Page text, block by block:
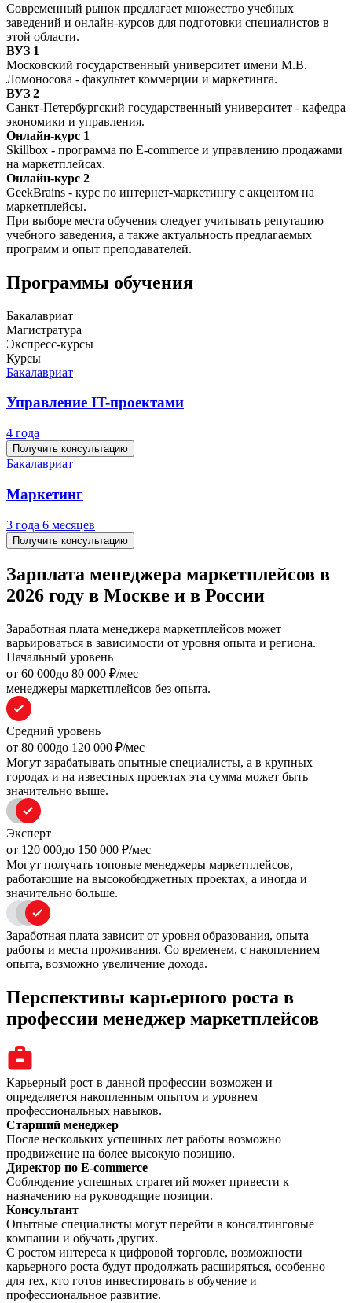
Современный рынок предлагает множество учебных
заведений и онлайн-курсов для подготовки специалистов в
этой области.
ВУЗ 1
Московский государственный университет имени М.В.
Ломоносова - факультет коммерции и маркетинга.
ВУЗ 2
Санкт-Петербургский государственный университет - кафедра
экономики и управления.
Онлайн-курс 1
Skillbox - программа по E-commerce и управлению продажами
на маркетплейсах.
Онлайн-курс 2
GeekBrains - курс по интернет-маркетингу с акцентом на
маркетплейсы.
При выборе места обучения следует учитывать репутацию
учебного заведения, а также актуальность предлагаемых
программ и опыт преподавателей.
Программы обучения
Бакалавриат
Магистратура
Экспресс-курсы
Курсы
Бакалавриат
Управление IT-проектами
4 года
Получить консультацию
Бакалавриат
Маркетинг
3 года 6 месяцев
Получить консультацию
Зарплата менеджера маркетплейсов в
2026 году в Москве и в России
Заработная плата менеджера маркетплейсов может
варьироваться в зависимости от уровня опыта и региона.
Начальный уровень
oт 60 000до 80 000 ₽/мес
менеджеры маркетплейсов без опыта.
Средний уровень
oт 80 000до 120 000 ₽/мес
Могут зарабатывать опытные специалисты, а в крупных
городах и на известных проектах эта сумма может быть
значительно выше.
Эксперт
oт 120 000до 150 000 ₽/мес
Могут получать топовые менеджеры маркетплейсов,
работающие на высокобюджетных проектах, а иногда и
значительно больше.
Заработная плата зависит от уровня образования, опыта
работы и места проживания. Со временем, с накоплением
опыта, возможно увеличение дохода.
Перспективы карьерного роста в
профессии менеджер маркетплейсов
Карьерный рост в данной профессии возможен и
определяется накопленным опытом и уровнем
профессиональных навыков.
Старший менеджер
После нескольких успешных лет работы возможно
продвижение на более высокую позицию.
Директор по E-commerce
Соблюдение успешных стратегий может привести к
назначению на руководящие позиции.
Консультант
Опытные специалисты могут перейти в консалтинговые
компании и обучать других.
С ростом интереса к цифровой торговле, возможности
карьерного роста будут продолжать расширяться, особенно
для тех, кто готов инвестировать в обучение и
профессиональное развитие.